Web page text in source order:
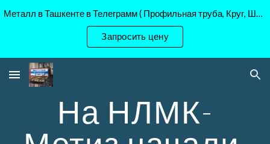
Skip to navigation
Металл в Ташкенте в Телеграмм ( Профильная труба, Круг, Шестигранник Ст45, 40Х, )
Запросить цену
На НЛМК-